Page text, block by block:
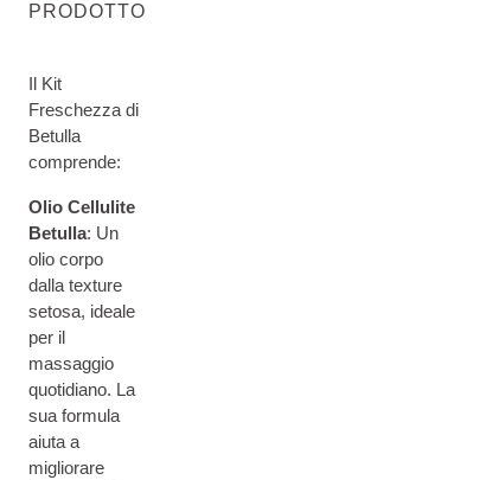
PRODOTTO
Il Kit
Freschezza di
Betulla
comprende:
Olio Cellulite
Betulla: Un
olio corpo
dalla texture
setosa, ideale
per il
massaggio
quotidiano. La
sua formula
aiuta a
migliorare